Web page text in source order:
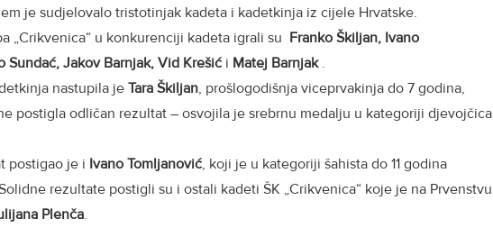
je sudjelovalo tristotinjak kadeta i kadetkinja iz cijele Hrvatske.
„Crikvenica“ u konkurenciji kadeta igrali su Franko Škiljan, Ivano
Sundać, Jakov Barnjak, Vid Krešići Matej Barnjak.
nastupila je Tara Škiljan, prošlogodišnja viceprvakinja do 7 godina,
postigla odličan rezultat – osvojila je srebrnu medalju u kategoriji djevojčica
postigao je i Ivano Tomljanović, koji je u kategoriji šahista do 11 godina
rezultate postigli su i ostali kadeti ŠK „Crikvenica“ koje je na Prvenstvu
Plenča.